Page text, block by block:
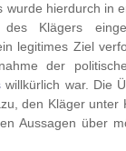
wurde hierdurch in
des Klägers
legitimes Ziel
der
willkürlich war. Die
den Kläger unter
Aussagen über